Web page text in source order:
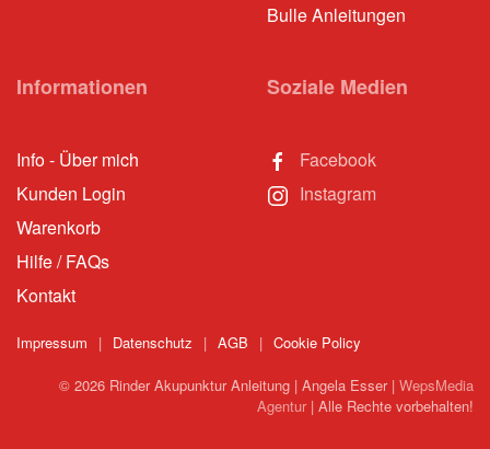
Bulle Anleitungen
Informationen
Info - Über mich
Kunden Login
Warenkorb
Hilfe / FAQs
Kontakt
Soziale Medien
Facebook
Instagram
Impressum | Datenschutz | AGB | Cookie Policy
© 2026 Rinder Akupunktur Anleitung | Angela Esser | WepsMedia
Agentur | Alle Rechte vorbehalten!